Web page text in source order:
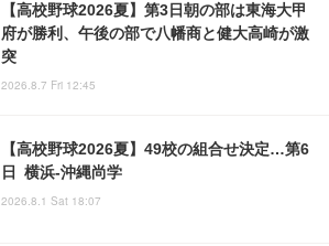
【高校野球2026夏】第3日朝の部は東海大甲
府が勝利、午後の部で八幡商と健大高崎が激
突
2026.8.7 Fri 12:45
【高校野球2026夏】49校の組合せ決定…第6
日 横浜-沖縄尚学
2026.8.1 Sat 18:07